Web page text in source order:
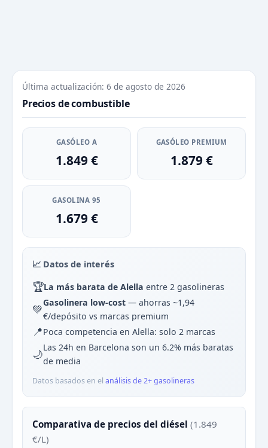
Última actualización: 6 de agosto de 2026
Precios de combustible
GASÓLEO A
1.849 €
GASÓLEO PREMIUM
1.879 €
GASOLINA 95
1.679 €
📈 Datos de interés
🏆La más barata de Alella entre 2 gasolineras
💚Gasolinera low-cost — ahorras ~1,94
€/depósito vs marcas premium
📍Poca competencia en Alella: solo 2 marcas
🌙Las 24h en Barcelona son un 6.2% más baratas
de media
Datos basados en el análisis de 2+ gasolineras
Comparativa de precios del diésel (1.849
€/L)